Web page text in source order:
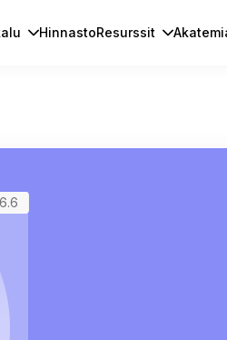
HinnastoResurssit
6.6